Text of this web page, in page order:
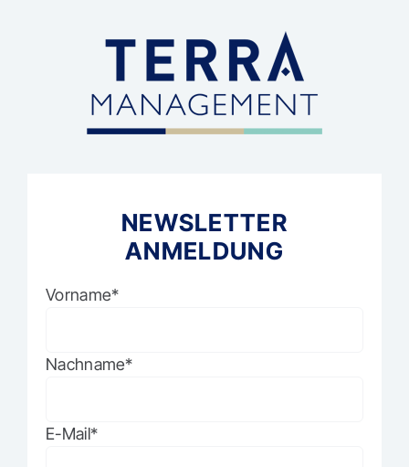
NEWSLETTER
ANMELDUNG
Vorname*
Nachname*
E-Mail*